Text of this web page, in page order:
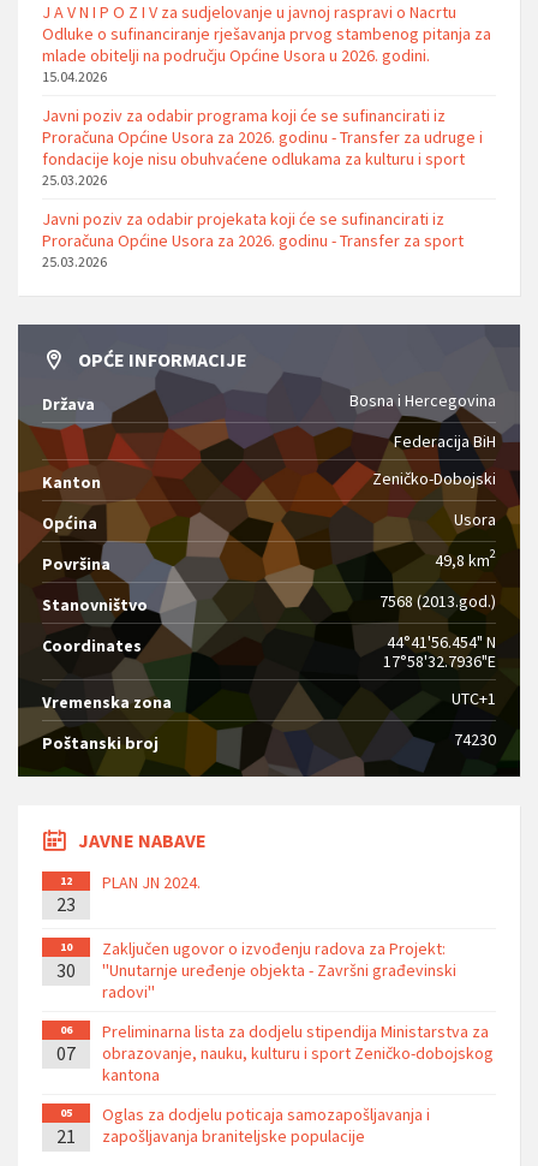
J A V N I P O Z I V za sudjelovanje u javnoj raspravi o Nacrtu
Odluke o sufinanciranje rješavanja prvog stambenog pitanja za
mlade obitelji na području Općine Usora u 2026. godini.
15.04.2026
Javni poziv za odabir programa koji će se sufinancirati iz
Proračuna Općine Usora za 2026. godinu - Transfer za udruge i
fondacije koje nisu obuhvaćene odlukama za kulturu i sport
25.03.2026
Javni poziv za odabir projekata koji će se sufinancirati iz
Proračuna Općine Usora za 2026. godinu - Transfer za sport
25.03.2026
OPĆE INFORMACIJE
Država
Bosna i Hercegovina
Federacija BiH
Kanton
Zeničko-Dobojski
Općina Usora
Površina 49,8 km2
Stanovništvo 7568 (2013.god.)
Coordinates
44°41'56.454" N
17°58'32.7936"E
Vremenska zona
UTC+1
Poštanski broj 74230
JAVNE NABAVE
12
23
PLAN JN 2024.
10
30
Zaključen ugovor o izvođenju radova za Projekt:
''Unutarnje uređenje objekta - Završni građevinski
radovi''
06
07
Preliminarna lista za dodjelu stipendija Ministarstva za
obrazovanje, nauku, kulturu i sport Zeničko-dobojskog
kantona
05
21
Oglas za dodjelu poticaja samozapošljavanja i
zapošljavanja braniteljske populacije